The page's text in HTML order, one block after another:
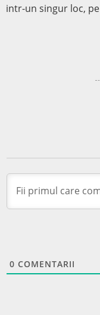
intr-un singur loc, pe
0 COMENTARII